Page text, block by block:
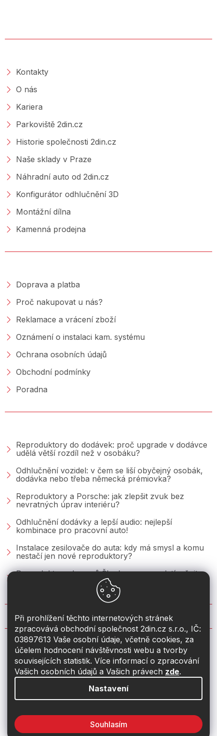
Při prohlížení těchto internetových stránek
zpracovává obchodní společnost 2din.cz s.r.o., IČ:
03897613 Vaše osobní údaje, včetně cookies, za
účelem hodnocení návštěvnosti webu a tvorby
souvisejících statistik. Více informací o zpracování
Vašich osobních údajů a Vašich právech zde.
Nastavení
Souhlasím
Kontakty
O nás
Kariera
Parkoviště 2din.cz
Historie společnosti 2din.cz
Naše sklady v Praze
Náhradní auto od 2din.cz
Konfigurátor odhlučnění 3D
Montážní dílna
Kamenná prodejna
Doprava a platba
Proč nakupovat u nás?
Reklamace a vrácení zboží
Oznámení o instalaci kam. systému
Ochrana osobních údajů
Obchodní podmínky
Poradna
Reproduktory do dodávek: proč upgrade v dodávce
udělá větší rozdíl než v osobáku?
Odhlučnění vozidel: v čem se liší obyčejný osobák,
dodávka nebo třeba německá prémiovka?
Reproduktory a Porsche: jak zlepšit zvuk bez
nevratných úprav interiéru?
Odhlučnění dodávky a lepší audio: nejlepší
kombinace pro pracovní auto!
Instalace zesilovače do auta: kdy má smysl a komu
nestačí jen nové reproduktory?
Reproduktory do vozů Škoda: co se vyplatí měnit u
Fabie, Octavie a Superbu?
KONTAKT
info@2din.cz
774 19 55 33
Vytvořil Shoptet